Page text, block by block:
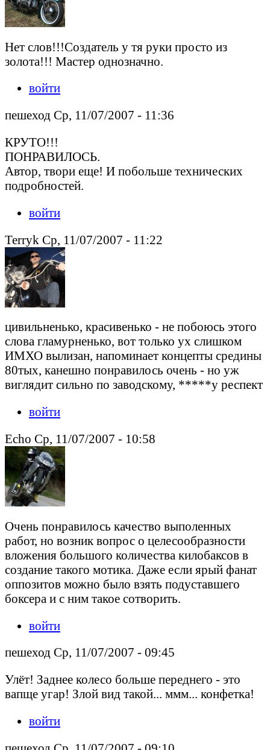
Нет слов!!!Создатель у тя руки просто из
золота!!! Мастер однозначно.
войти
пешеход Ср, 11/07/2007 - 11:36
КРУТО!!!
ПОНРАВИЛОСЬ.
Автор, твори еще! И побольше технических
подробностей.
войти
Terryk Ср, 11/07/2007 - 11:22
цивильненько, красивенько - не побоюсь этого
слова гламурненько, вот только ух слишком
ИМХО вылизан, напоминает концепты средины
80тых, канешно понравилось очень - но уж
виглядит сильно по заводскому, *****у респект
войти
Echo Ср, 11/07/2007 - 10:58
Очень понравилось качество выполенных
работ, но возник вопрос о целесообразности
вложения большого количества килобаксов в
создание такого мотика. Даже если ярый фанат
оппозитов можно было взять подуставшего
боксера и с ним такое сотворить.
войти
пешеход Ср, 11/07/2007 - 09:45
Улёт! Заднее колесо больше переднего - это
вапще угар! Злой вид такой... ммм... конфетка!
войти